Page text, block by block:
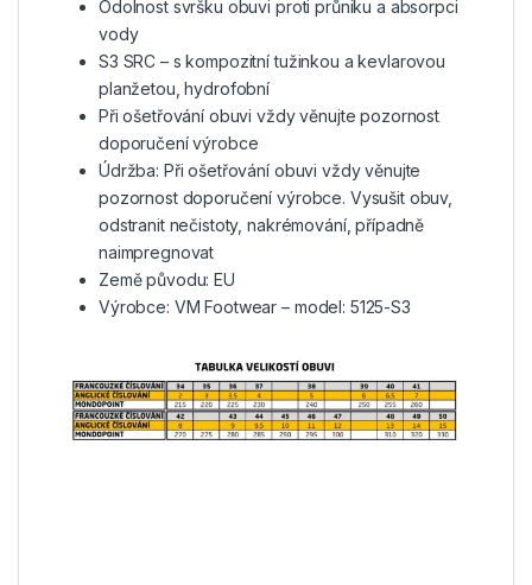
Odolnost svršku obuvi proti průniku a absorpci
vody
S3 SRC – s kompozitní tužinkou a kevlarovou
planžetou, hydrofobní
Při ošetřování obuvi vždy věnujte pozornost
doporučení výrobce
Údržba: Při ošetřování obuvi vždy věnujte
pozornost doporučení výrobce. Vysušit obuv,
odstranit nečistoty, nakrémování, případně
naimpregnovat
Země původu: EU
Výrobce: VM Footwear – model: 5125-S3